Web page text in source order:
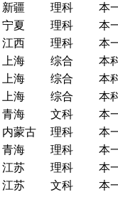
新疆 理科
本
宁夏 理科
本
江西 理科
本
上海 综合
本
上海 综合
本
上海 综合
本
青海 文科
本
内蒙古 理科
本
青海 理科
本
江苏 理科
本
江苏 文科 本